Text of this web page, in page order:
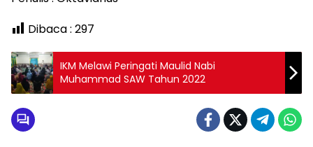
Dibaca : 297
IKM Melawi Peringati Maulid Nabi
Muhammad SAW Tahun 2022